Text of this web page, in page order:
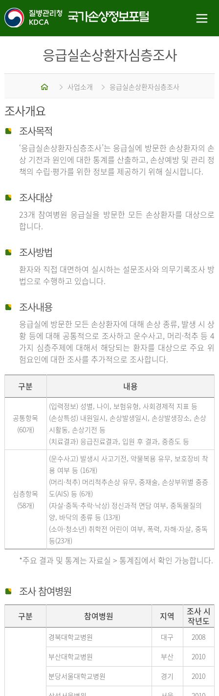
응급실손상환자심층조사
홈 사업소개 응급실손상환자심층조사
조사개요
조사목적
‘응급실손상환자심층조사’는 응급실에 방문한 손상환자의 손
상 기전과 원인에 대한 통계를 산출하고, 손상예방 및 관리 정
책의 수립·평가를 위한 정보를 제공하기 위해 실시합니다.
조사대상
23개 참여병원 응급실을 방문한 모든 손상환자를 대상으로
합니다.
조사방법
환자와 직접 대면하여 실시하는 설문조사와 의무기록조사 방
법으로 수행하고 있습니다.
조사내용
응급실에 방문한 모든 손상환자에 대해 손상 종류, 발생 시 상
황 등에 대해 공통적으로 조사하고 운수사고, 머리·척추 등 4
가지 심층주제에 대해서 해당되는 환자를 대상으로 주요 위
험요인에 대한 조사를 추가적으로 조사합니다.
구분 내용
공통항목
(60개)
(입력정보) 성별, 나이, 보험유형, 사회경제적 지표 등
(손상특성) 내원일시, 손상발생일시, 손상발생장소, 손상
시활동, 손상기전 등
(치료결과) 응급진료결과, 입원 후 결과, 중증도 등
심층항목
(58개)
(운수사고) 발생시 사고기전, 약물복용 유무, 보호장비 착
용 여부 등 (16개)
(머리·척추) 머리척추손상 유무, 중재술, 손상부위별 중증
도(AIS) 등 (6개)
(자살·중독·추락·낙상) 정신과적 면담 여부, 중독물질의
양, 바닥의 종류 등 (13개)
(소아·청소년) 취학전 어린이 여부, 폭력, 자해·자살, 중독
등(23개)
*주요 결과 및 통계는 자료실 > 통계집에서 확인 가능합니다.
조사 참여병원
구분 참여병원 지역
조사 시
작년도
경북대학교병원 대구
2008
부산대학교병원
부산
2010
분당서울대학교병원
경기
2010